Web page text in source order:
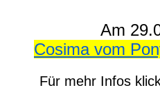
Am
Cosima vom
Für mehr Infos